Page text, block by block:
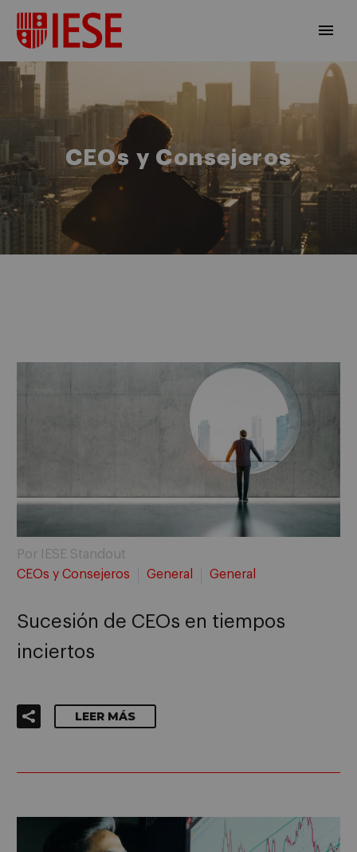
CEOs y Consejeros
Por IESE Standout
CEOs y Consejeros
General General
Sucesión de CEOs en tiempos
inciertos
LEER MÁS